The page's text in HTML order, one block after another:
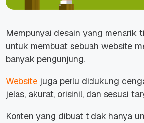
Mempunyai desain yang menarik
untuk membuat sebuah website
banyak pengunjung.
Website juga perlu didukung
jelas, akurat, orisinil, dan sesuai
Konten yang dibuat tidak hanya